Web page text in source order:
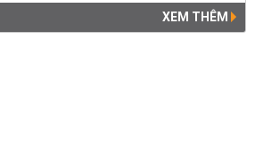
XEM THÊM